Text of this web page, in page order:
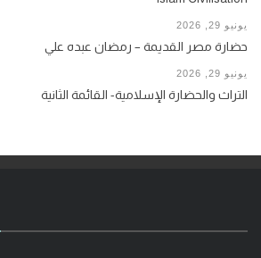
يونيو 29, 2026
حضارة مصر القديمة – رمضان عبده علي
يونيو 29, 2026
التراث والحضارة الإسلامية- القائمة الثانية